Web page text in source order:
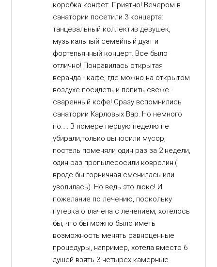
коробка конфет. Приятно! Вечером в
санатории посетили 3 концерта:
танцевальный коллектив девушек,
музыкальный семейный дуэт и
фортепьянный концерт. Все было
отлично! Понравилась открытая
веранда - кафе, где можно на открытом
воздухе посидеть и попить свеже -
сваренный кофе! Сразу вспомнились
санатории Карловых Вар. Но немного
но..... В номере первую неделю не
убирали,только выносили мусор,
постель поменяли один раз за 2 недели,
один раз пропылесосили ковролин.(
вроде бы горничная сменилась или
уволилась). Но ведь это люкс! И
пожелание по лечению, поскольку
путевка оплачена с лечением, хотелось
бы, что бы можно было иметь
возможность менять равноценные
процедуры, например, хотела вместо 6
душей взять 3 четырех камерные